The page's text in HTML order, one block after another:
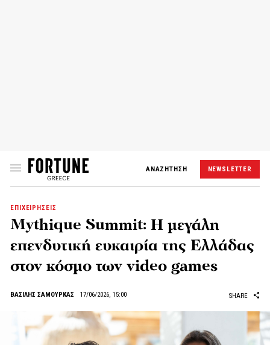
ΑΝΑΖΗΤΗΣΗ NEWSLETTER
ΕΠΙΧΕΙΡΗΣΕΙΣ
Mythique Summit: Η μεγάλη
επενδυτική ευκαιρία της Ελλάδας
στον κόσμο των video games
ΒΑΣΙΛΗΣ ΣΑΜΟΥΡΚΑΣ 17/06/2026, 15:00 SHARE